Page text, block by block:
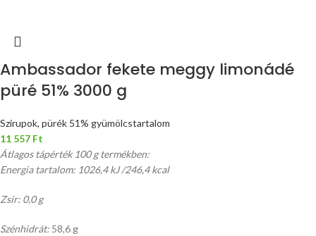
Ambassador fekete meggy limonádé
püré 51% 3000 g
Szirupok, pürék 51% gyümölcstartalom
11 557 Ft
Átlagos tápérték 100 g termékben:
Energia tartalom: 1026,4 kJ /246,4 kcal
Zsír: 0,0 g
Szénhidrát: 58,6 g